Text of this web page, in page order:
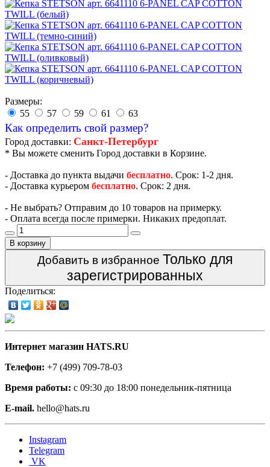
Размеры:
55
57 59 61 63
Как определить свой размер?
Город доставки: Санкт-Петербург
* Вы можете сменить Город доставки в Корзине.
- Доставка до пункта выдачи бесплатно. Срок: 1-2 дня.
- Доставка курьером бесплатно. Срок: 2 дня.
- Не выбрать? Отправим до 10 товаров на примерку.
- Оплата всегда после примерки. Никаких предоплат.
В корзину
Добавить в избранное Только для
зарегистрированных
Поделиться:
Интернет магазин HATS.RU
Телефон: +7 (499) 709-78-03
Время работы: с 09:30 до 18:00 понедельник-пятница
E-mail. hello@hats.ru
Instagram
Telegram
VK